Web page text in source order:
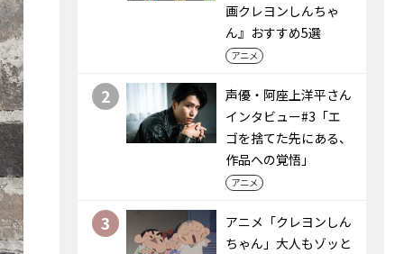
画クレヨンしんちゃ
ん』おすすめ5選
アニメ
2
声優・阿座上洋平さん
インタビュー#3「エ
ゴを捨てた先にある、
作品への覚悟」
アニメ
3
アニメ「クレヨンしん
ちゃん」大人もゾッと